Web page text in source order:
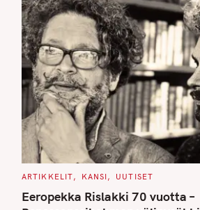
C
T
E
ARTIKKELIT KANSI UUTISET
Eeropekka Rislakki 70 vuotta –